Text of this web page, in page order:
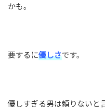
かも。
要するに優しさです。
優しすぎる男は頼りないと